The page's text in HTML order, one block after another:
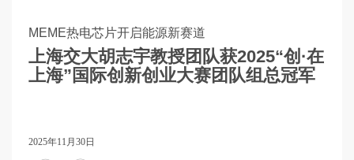
要
MEME热电芯片开启能源新赛道
上海交大胡志宇教授团队获2025“创·在
上海”国际创新创业大赛团队组总冠军
2025年11月30日